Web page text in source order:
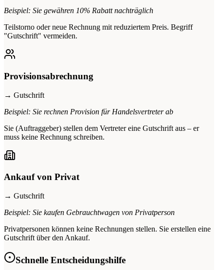
Beispiel: Sie gewähren 10% Rabatt nachträglich
Teilstorno oder neue Rechnung mit reduziertem Preis. Begriff
"Gutschrift" vermeiden.
Provisionsabrechnung
→ Gutschrift
Beispiel: Sie rechnen Provision für Handelsvertreter ab
Sie (Auftraggeber) stellen dem Vertreter eine Gutschrift aus – er
muss keine Rechnung schreiben.
Ankauf von Privat
→ Gutschrift
Beispiel: Sie kaufen Gebrauchtwagen von Privatperson
Privatpersonen können keine Rechnungen stellen. Sie erstellen eine
Gutschrift über den Ankauf.
Schnelle Entscheidungshilfe